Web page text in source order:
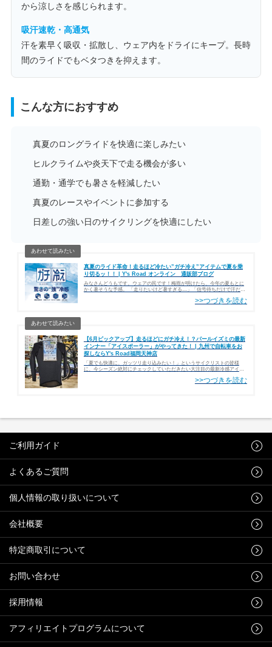
から涼しさを感じられます。
吸汗速乾・高通気
汗を素早く吸収・拡散し、ウェア内をドライにキープ。長時
間のライドでもベタつきを抑えます。
こんな方におすすめ
真夏のロングライドを快適に楽しみたい
ヒルクライムや炎天下で走る機会が多い
通勤・通学でも暑さを軽減したい
真夏のレースやイベントに参加する
日差しの強い日のサイクリングを快適にしたい
真夏のライド革命！走るほど冷たい”ガチ冷え”アイテムで夏を乗
り切るッ！！ | Y's Road オンライン 通販部ブログ
みなさんどうもです。ウェアの民です！梅雨が明けたら、今年の夏もとに
かく暑そうな予感。 「走りたいけど暑すぎる…」「信号待ちだけで汗だ
【6月ピックアップ】走るほどにガチ冷え！？パールイズミの最新
インナー「アイスポーラー」がやってきた！ | 九州で自転車をお
探しならY's Road福岡天神店
「夏でも快適に、ガッツリ走り込みたい！」というサイクリストの皆様
に、今シーズン絶対にチェックしていただきたい大注目の最新冷感アイテ
ご利用ガイド
よくあるご質問
個人情報の取り扱いについて
会社概要
特定商取引について
お問い合わせ
採用情報
アフィリエイトプログラムについて